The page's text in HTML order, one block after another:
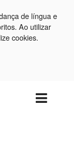
de língua e
Ao utilizar
cookies.